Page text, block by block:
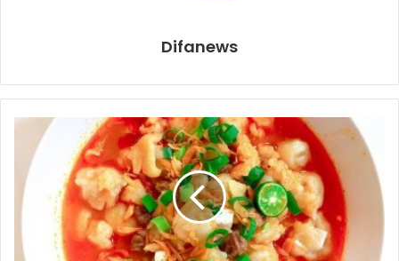
Hartarto menilai keputusan PSBB transisi di DKI lantaran
AIrlangga Hartarto anies baswedan
BNPB Doni Monardo PSBB Jakarta
Difanews